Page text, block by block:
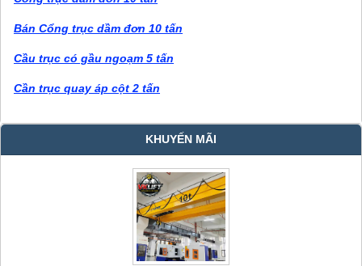
Bán Cổng trục dầm đơn 10 tấn
Cầu trục có gầu ngoạm 5 tấn
Cần trục quay áp cột 2 tấn
KHUYẾN MÃI